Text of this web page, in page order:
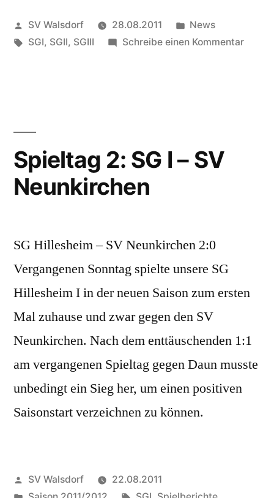
Veröffentlicht
von
SV Walsdorf 28.08.2011
Veröffentlicht
in
News
Schlagwörter:
SGI, SGII, SGIII Schreibe einen Kommentarzu
Spieltag 2: SG I – SV
Neunkirchen
SG Hillesheim – SV Neunkirchen 2:0
Vergangenen Sonntag spielte unsere SG
Hillesheim I in der neuen Saison zum ersten
Mal zuhause und zwar gegen den SV
Neunkirchen. Nach dem enttäuschenden 1:1
am vergangenen Spieltag gegen Daun musste
unbedingt ein Sieg her, um einen positiven
Saisonstart verzeichnen zu können.
Veröffentlicht
SV Walsdorf
22.08.2011